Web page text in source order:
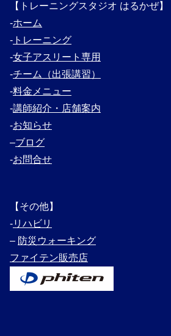
【トレーニングスタジオ はるかぜ】
‐ホーム
‐ トレーニング
‐女子アスリート専用
‐チーム（出張講習）
‐料金メニュー
‐講師紹介・ 店舗案内
‐お知らせ
–ブログ
‐お問合せ
【その他】
‐リハビリ
– 防災ウォーキング
ファイテン販売店